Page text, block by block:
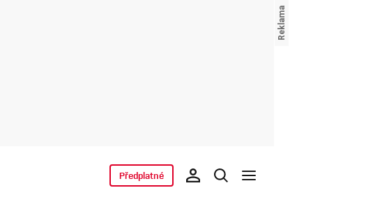
Předplatné